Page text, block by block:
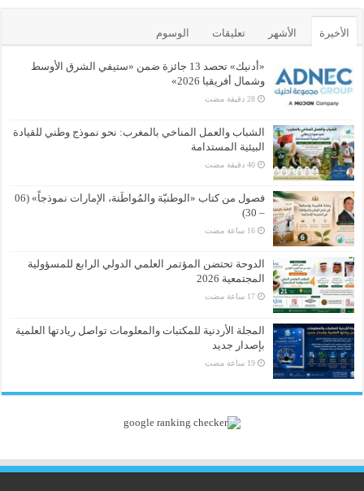
الأخيرة الأشهر تعليقات الوسوم
«أدنيك» تحصد 13 جائزة ضمن «ستيفي الشرق الأوسط
وشمال أفريقيا 2026»
الشباب والعمل المناخي بالمغرب: نحو نموذج وطني للقيادة
البيئية المستدامة
فصول من كتاب «الوطنيّة والمُواطَنة، الإمارات نموذجاً» (06
– 30)
الدوحة تحتضن المؤتمر العلمي الدولي الرابع للمسؤولية
المجتمعية 2026
المجلة الأردنية للمكتبات والمعلومات تواصل ريادتها العلمية
بإصدار جديد